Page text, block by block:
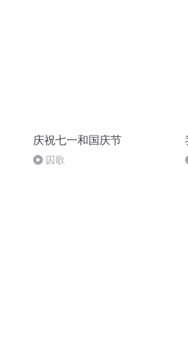
庆祝七一和国庆节
囚歌